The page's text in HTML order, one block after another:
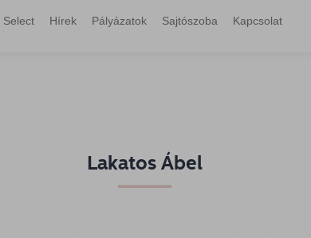
Select Hírek Pályázatok Sajtószoba Kapcsolat
Lakatos Ábel